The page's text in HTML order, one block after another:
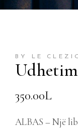
BY LE
350.00L
ALBAS – Një